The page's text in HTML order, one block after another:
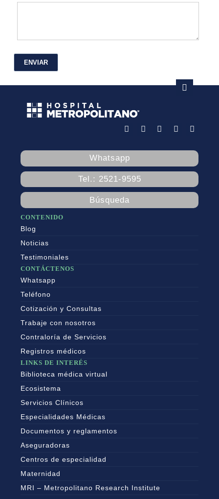
Whatsapp
Tel.: 2521-9595
Búsqueda
CONTENIDO
Blog
Noticias
Testimoniales
CONTÁCTENOS
Whatsapp
Teléfono
Cotización y Consultas
Trabaje con nosotros
Contraloría de Servicios
Registros médicos
LINKS DE INTERÉS
Biblioteca médica virtual
Ecosistema
Servicios Clínicos
Especialidades Médicas
Documentos y reglamentos
Aseguradoras
Centros de especialidad
Maternidad
MRI – Metropolitano Research Institute